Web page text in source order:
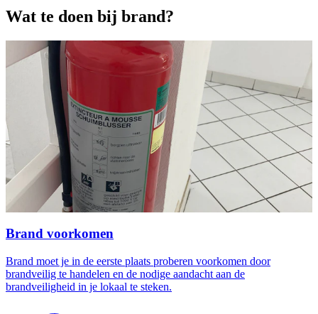
Wat te doen bij brand?
Brand voorkomen
Brand moet je in de eerste plaats proberen voorkomen door
brandveilig te handelen en de nodige aandacht aan de
brandveiligheid in je lokaal te steken.